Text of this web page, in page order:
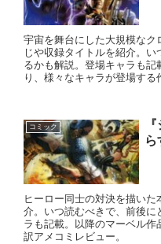
宇宙を舞台にした大規模なク
じや収録タイトルを紹介。
るかも解説。登場キャラも
り、様々なキャラが登場する
コミック
ら
ヒーロー同士の対決を描い
介。いつ読むべきで、前後に
ラも記載。以降のマーベル
訳アメコミレビュー。